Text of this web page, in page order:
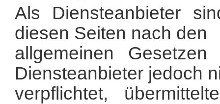
Als Diensteanbieter
diesen Seiten nach den
allgemeinen
Diensteanbieter jedoch
verpflichtet,